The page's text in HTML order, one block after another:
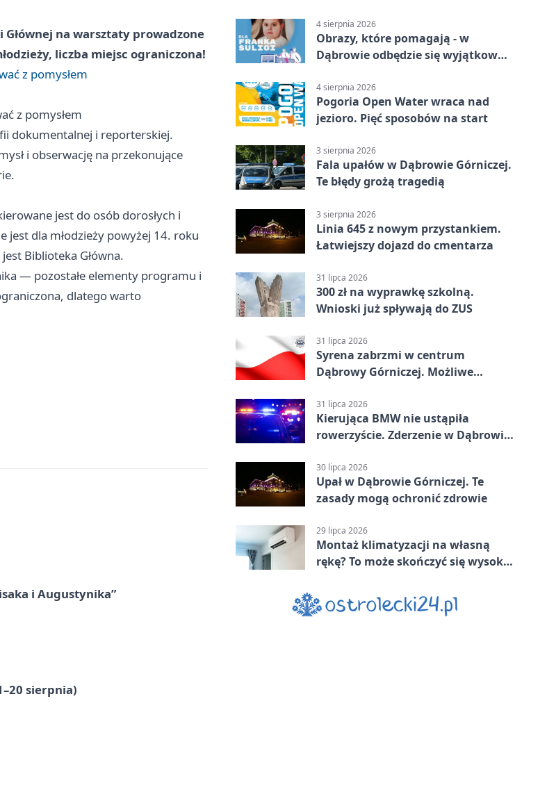
na warsztaty prowadzone
liczba miejsc ograniczona!
z pomysłem
z pomysłem
dokumentalnej i reporterskiej.
i obserwację na przekonujące
jest do osób dorosłych i
jest dla młodzieży powyżej 14. roku
Biblioteka Główna.
— pozostałe elementy programu i
dlatego warto
i Augustynika”
sierpnia)
4 sierpnia 2026
Obrazy, które pomagają - w
Dąbrowie odbędzie się wyjątkowa
4 sierpnia 2026
Pogoria Open Water wraca nad
jezioro. Pięć sposobów na start
3 sierpnia 2026
Fala upałów w Dąbrowie Górniczej.
Te błędy grożą tragedią
3 sierpnia 2026
Linia 645 z nowym przystankiem.
Łatwiejszy dojazd do cmentarza
31 lipca 2026
300 zł na wyprawkę szkolną.
Wnioski już spływają do ZUS
31 lipca 2026
Syrena zabrzmi w centrum
Dąbrowy Górniczej. Możliwe
31 lipca 2026
Kierująca BMW nie ustąpiła
rowerzyście. Zderzenie w Dąbrowie
30 lipca 2026
Upał w Dąbrowie Górniczej. Te
zasady mogą ochronić zdrowie
29 lipca 2026
Montaż klimatyzacji na własną
rękę? To może skończyć się wysoką